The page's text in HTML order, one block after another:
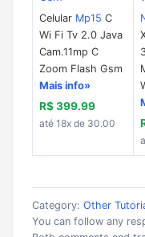
Celular Mp15 C
Wi Fi Tv 2.0 Java
Cam.11mp C
Zoom Flash Gsm
Mais info»
R$ 399.99
até 18x de 30.00
Category: Other
You can follow any